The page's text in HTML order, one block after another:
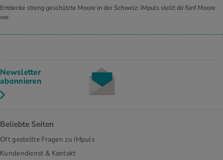
Entdecke streng geschützte Moore in der Schweiz: iMpuls stellt dir fünf Moore
vor.
Newsletter
abonnieren
Beliebte Seiten
Oft gestellte Fragen zu iMpuls
Kundendienst & Kontakt